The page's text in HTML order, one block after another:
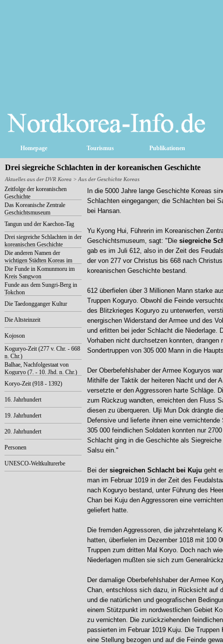
Homepage Tourismus Publikationen
Drei siegreiche Schlachten in der koreanischen Geschichte
Aktuelles aus der DVR Korea > Aus der Geschichte Koreas
Zeitfolge der koreanischen
Geschichte
Das Koreanische Zentrale
Geschichtsmuseum
Tangun und der Kaechon-Tag
Drei siegreiche Schlachten in der
koreanischen Geschichte
Die anderen Namen der
wichtigen Städten Koreas im
Mittelalter
Die Funde in Komunmoru im
Kreis Sangwon
Funde aus dem Sungri-Berg in
Tokchon
Die Taedongganger Kultur
Die Altsteinzeit
Kojoson
Koguryo-Zeit (277 v. Chr. - 668
n. Chr.)
Balhae, Nachfolgestaat von
Koguryo (7. - 10. Jhd. n. Chr.)
Koryo-Zeit (918 - 1392)
16. Jahrhundert
19. Jahrhundert
20. Jahrhundert
Personen
UNESCO-Weltkulturerbe
In die 5000 Jahre lange Geschichte Koreas
Schlachten eingegangen; die Schlachten bei
bei Hansan.
Yu Kyong Hui, Führerin im Koreanischen
Geschichtsmuseum, sagt: "Die siegreiche
gab es im Juli 612, also in der Zeit des
der von 277 vor Christus bis 668 nach
koreanischen Geschichte bestand.
612 überfielen über 3 Millionen Mann starke
Truppen Koguryo. Obwohl die Feinde
des Blitzkrieges Koguryo zu unterwerfen,
energischen Widerstand der Armee und des
und erlitten bei jeder Schlacht die Niederlage.
Vorhaben nicht durchsetzen konnten, drangen
Sondertruppen von 305 000 Mann in die
Der Oberbefehlshaber der Armee Koguryos
Mithilfe der Taktik der heiteren Nacht und der
versetzte er den Aggressoren harte Schläge.
zum Rückzug wandten, erreichten den Fluss
diesen zu überqueren. Ulji Mun Dok drängte
Defensive und lieferte ihnen eine vernichtende
305 000 feindlichen Soldaten konnten nur
Schlacht ging in die Geschichte als
Salsu ein."
Bei der siegreichen Schlacht bei Kuju geht
man im Februar 1019 in der Zeit des
nach Koguryo bestand, unter Führung des
Chan bei Kuju den Aggressoren eine
geliefert hatte.
Die fremden Aggressoren, die jahrzehntelang
hatten, überfielen im Dezember 1018 mit 100
Truppen zum dritten Mal Koryo. Doch nach
Niederlagen mußten sie sich zum
Der damalige Oberbefehlshaber der Armee
Chan, entschloss sich dazu, in Rücksicht auf
und die natürlichen und geografischen
einem Stützpunkt im nordwestlichen Gebiet
zu vernichten. Die zurückziehenden
passierten im Februar 1019 Kuju. Die Truppen
eine Stellung bezogen und auf die Feinde